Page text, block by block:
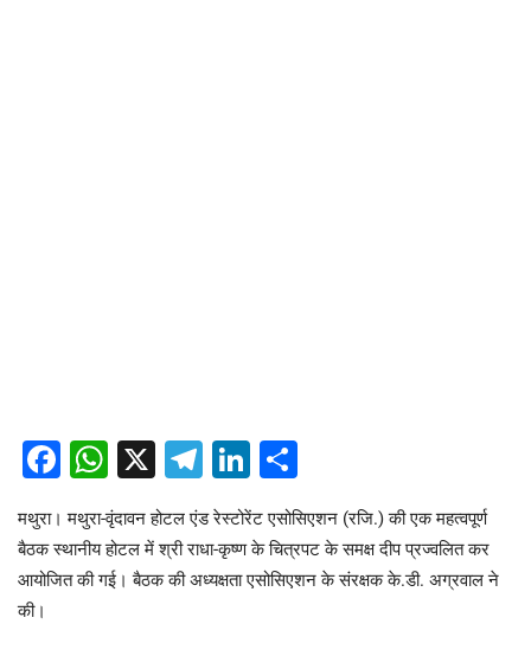
Facebook
WhatsApp
X Telegram
LinkedIn
मथुरा। मथुरा-वृंदावन होटल एंड रेस्टोरेंट एसोसिएशन (रजि.) की एक महत्वपूर्ण
बैठक स्थानीय होटल में श्री राधा-कृष्ण के चित्रपट के समक्ष दीप प्रज्वलित कर
आयोजित की गई। बैठक की अध्यक्षता एसोसिएशन के संरक्षक के.डी. अग्रवाल ने
की।